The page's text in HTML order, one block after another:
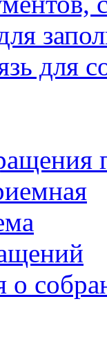
для